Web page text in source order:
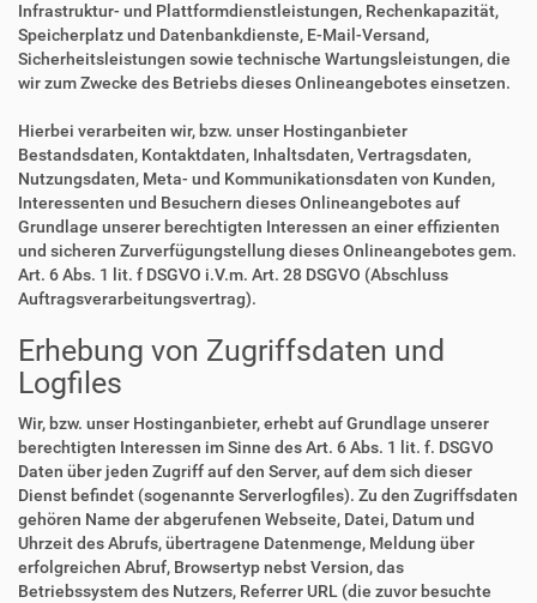
Infrastruktur- und Plattformdienstleistungen, Rechenkapazität,
Speicherplatz und Datenbankdienste, E-Mail-Versand,
Sicherheitsleistungen sowie technische Wartungsleistungen, die
wir zum Zwecke des Betriebs dieses Onlineangebotes einsetzen.
Hierbei verarbeiten wir, bzw. unser Hostinganbieter
Bestandsdaten, Kontaktdaten, Inhaltsdaten, Vertragsdaten,
Nutzungsdaten, Meta- und Kommunikationsdaten von Kunden,
Interessenten und Besuchern dieses Onlineangebotes auf
Grundlage unserer berechtigten Interessen an einer effizienten
und sicheren Zurverfügungstellung dieses Onlineangebotes gem.
Art. 6 Abs. 1 lit. f DSGVO i.V.m. Art. 28 DSGVO (Abschluss
Auftragsverarbeitungsvertrag).
Erhebung von Zugriffsdaten und
Logfiles
Wir, bzw. unser Hostinganbieter, erhebt auf Grundlage unserer
berechtigten Interessen im Sinne des Art. 6 Abs. 1 lit. f. DSGVO
Daten über jeden Zugriff auf den Server, auf dem sich dieser
Dienst befindet (sogenannte Serverlogfiles). Zu den Zugriffsdaten
gehören Name der abgerufenen Webseite, Datei, Datum und
Uhrzeit des Abrufs, übertragene Datenmenge, Meldung über
erfolgreichen Abruf, Browsertyp nebst Version, das
Betriebssystem des Nutzers, Referrer URL (die zuvor besuchte